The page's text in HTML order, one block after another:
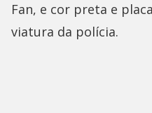
Fan, e cor preta e
viatura da polícia.